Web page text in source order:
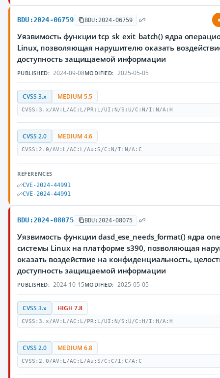
BDU:2024-06759 BDU:2024-06759
Уязвимость функции tcp_sk_exit_batch() ядра
Linux, позволяющая нарушителю оказать
доступность защищаемой информации
PUBLISHED: 2024-09-08MODIFIED: 2025-05-05
CVSS 3.x MEDIUM 5.5
CVSS:3.x/AV:L/AC:L/PR:L/UI:N/S:U/C:N/I:N/A:H
CVSS 2.0 MEDIUM 4.6
CVSS:2.0/AV:L/AC:L/Au:S/C:N/I:N/A:C
REFERENCES
CVE-2024-44991
CVE-2024-44991
BDU:2024-08075 BDU:2024-08075
Уязвимость функции dasd_ese_needs_format() ядра
системы Linux на платформе s390, позволяющая
оказать воздействие на конфиденциальность,
доступность защищаемой информации
PUBLISHED: 2024-10-15MODIFIED: 2025-05-05
CVSS 3.x HIGH 7.8
CVSS:3.x/AV:L/AC:L/PR:L/UI:N/S:U/C:H/I:H/A:H
CVSS 2.0 MEDIUM 6.8
CVSS:2.0/AV:L/AC:L/Au:S/C:C/I:C/A:C